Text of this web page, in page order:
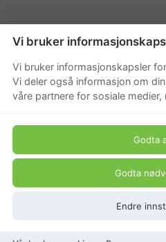
Vi bruker
Vi bruker informasjonskapsler
Vi deler også informasjon om
våre partnere for sosiale medier,
Godta
Godta
Endre